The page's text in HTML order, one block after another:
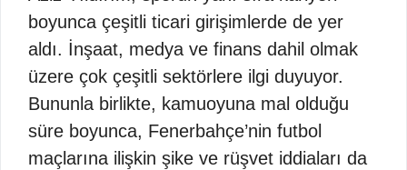
boyunca çeşitli ticari girişimlerde de yer
aldı. İnşaat, medya ve finans dahil olmak
üzere çok çeşitli sektörlere ilgi duyuyor.
Bununla birlikte, kamuoyuna mal olduğu
süre boyunca, Fenerbahçe’nin futbol
maçlarına ilişkin şike ve rüşvet iddiaları da